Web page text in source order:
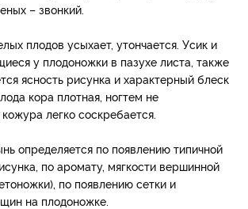
– звонкий.
плодов усыхает, утончается. Усик и
у плодоножки в пазухе листа, также
ясность рисунка и характерный блеск
кора плотная, ногтем не
легко соскребается.
определяется по появлению типичной
по аромату, мягкости вершинной
по появлению сетки и
на плодоножке.